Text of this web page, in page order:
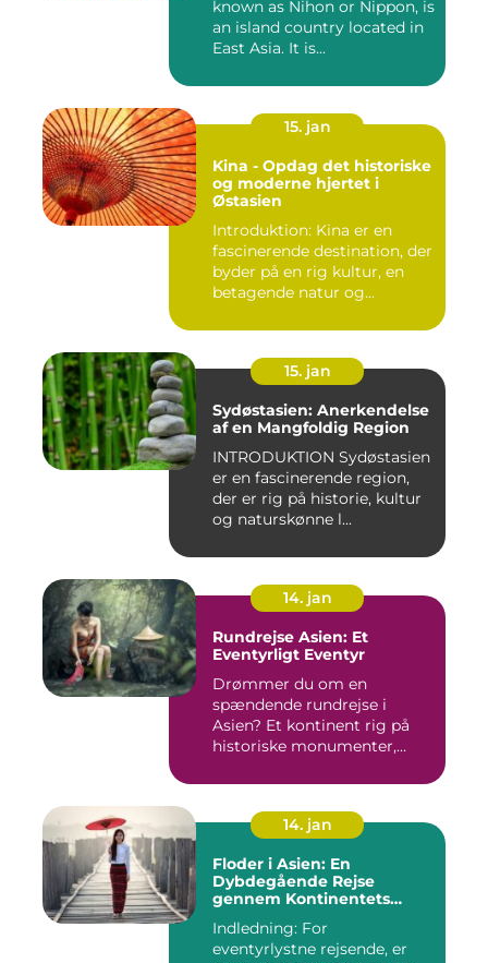
known as Nihon or Nippon, is
an island country located in
East Asia. It is...
15. jan
Kina - Opdag det historiske
og moderne hjertet i
Østasien
Introduktion: Kina er en
fascinerende destination, der
byder på en rig kultur, en
betagende natur og...
15. jan
Sydøstasien: Anerkendelse
af en Mangfoldig Region
INTRODUKTION Sydøstasien
er en fascinerende region,
der er rig på historie, kultur
og naturskønne l...
14. jan
Rundrejse Asien: Et
Eventyrligt Eventyr
Drømmer du om en
spændende rundrejse i
Asien? Et kontinent rig på
historiske monumenter,
14. jan
Floder i Asien: En
Dybdegående Rejse
gennem Kontinentets
Indledning: For
eventyrlystne rejsende, er